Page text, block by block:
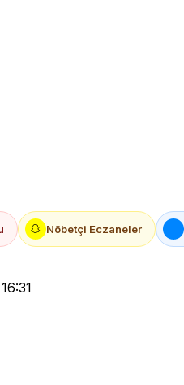
Nöbetçi Eczaneler